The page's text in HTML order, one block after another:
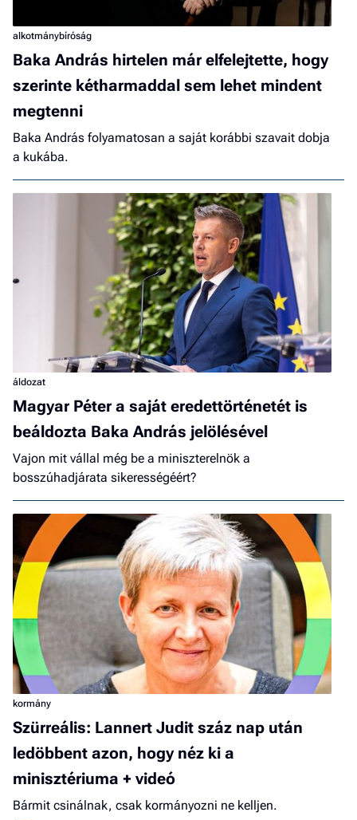
alkotmánybíróság
Baka András hirtelen már elfelejtette, hogy
szerinte kétharmaddal sem lehet mindent
megtenni
Baka András folyamatosan a saját korábbi szavait dobja
a kukába.
áldozat
Magyar Péter a saját eredettörténetét is
beáldozta Baka András jelölésével
Vajon mit vállal még be a miniszterelnök a
bosszúhadjárata sikerességéért?
kormány
Szürreális: Lannert Judit száz nap után
ledöbbent azon, hogy néz ki a
minisztériuma + videó
Bármit csinálnak, csak kormányozni ne kelljen.